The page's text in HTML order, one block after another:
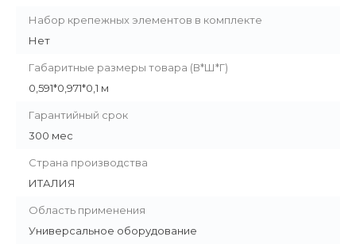
Набор крепежных элементов в комплекте
Нет
Габаритные размеры товара (В*Ш*Г)
0,591*0,971*0,1 м
Гарантийный срок
300 мес
Страна производства
ИТАЛИЯ
Область применения
Универсальное оборудование